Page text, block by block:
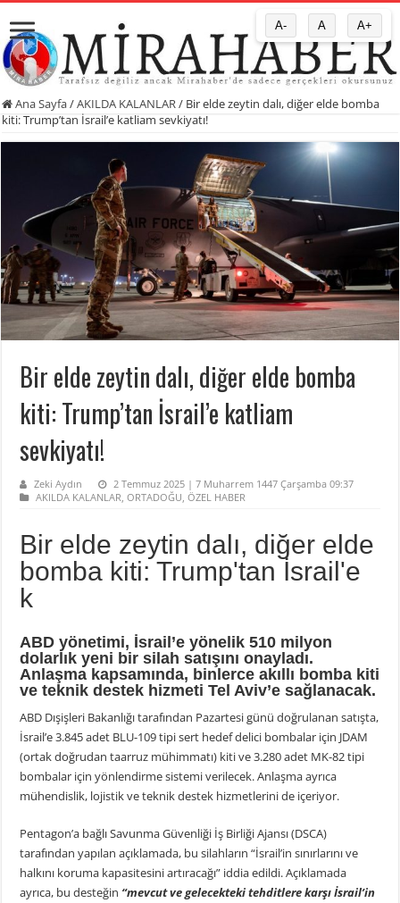
Ana Sayfa/AKILDA KALANLAR / Bir elde zeytin dalı, diğer elde bomba
kiti: Trump’tan İsrail’e katliam sevkiyatı!
Bir elde zeytin dalı, diğer elde bomba
kiti: Trump’tan İsrail’e katliam
sevkiyatı!
Zeki Aydın
2 Temmuz 2025 | 7 Muharrem 1447 Çarşamba 09:37
AKILDA KALANLAR,ORTADOĞU,ÖZEL HABER
Bir elde zeytin dalı, diğer elde
bomba kiti: Trump'tan İsrail'e
k
ABD yönetimi, İsrail’e yönelik 510 milyon
dolarlık yeni bir silah satışını onayladı.
Anlaşma kapsamında, binlerce akıllı bomba kiti
ve teknik destek hizmeti Tel Aviv’e sağlanacak.
ABD Dışişleri Bakanlığı tarafından Pazartesi günü doğrulanan satışta,
İsrail’e 3.845 adet BLU-109 tipi sert hedef delici bombalar için JDAM
(ortak doğrudan taarruz mühimmatı) kiti ve 3.280 adet MK-82 tipi
bombalar için yönlendirme sistemi verilecek. Anlaşma ayrıca
mühendislik, lojistik ve teknik destek hizmetlerini de içeriyor.
Pentagon’a bağlı Savunma Güvenliği İş Birliği Ajansı (DSCA)
tarafından yapılan açıklamada, bu silahların “İsrail’in sınırlarını ve
halkını koruma kapasitesini artıracağı” iddia edildi. Açıklamada
ayrıca, bu desteğin “mevcut ve gelecekteki tehditlere karşı İsrail’in
A- A A+